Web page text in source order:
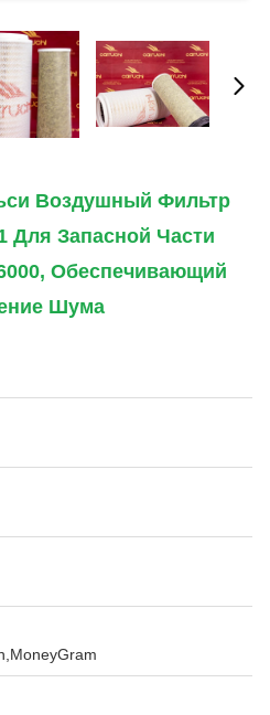
Воздушный Фильтр
Для Запасной Части
Обеспечивающий
Шума